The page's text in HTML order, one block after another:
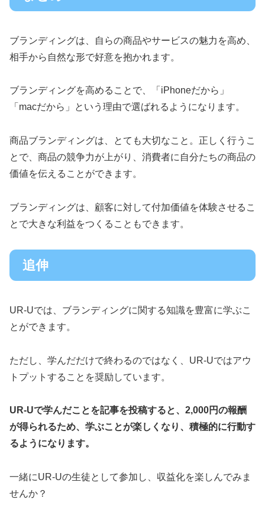
ブランディングは、自らの商品やサービスの魅力を高め、
相手から自然な形で好意を抱かれます。
ブランディングを高めることで、「iPhoneだから」
「macだから」という理由で選ばれるようになります。
商品ブランディングは、とても大切なこと。正しく行うこ
とで、商品の競争力が上がり、消費者に自分たちの商品の
価値を伝えることができます。
ブランディングは、顧客に対して付加価値を体験させるこ
とで大きな利益をつくることもできます。
追伸
UR-Uでは、ブランディングに関する知識を豊富に学ぶこ
とができます。
ただし、学んだだけで終わるのではなく、UR-Uではアウ
トプットすることを奨励しています。
UR-Uで学んだことを記事を投稿すると、2,000円の報酬
が得られるため、学ぶことが楽しくなり、積極的に行動す
るようになります。
一緒にUR-Uの生徒として参加し、収益化を楽しんでみま
せんか？